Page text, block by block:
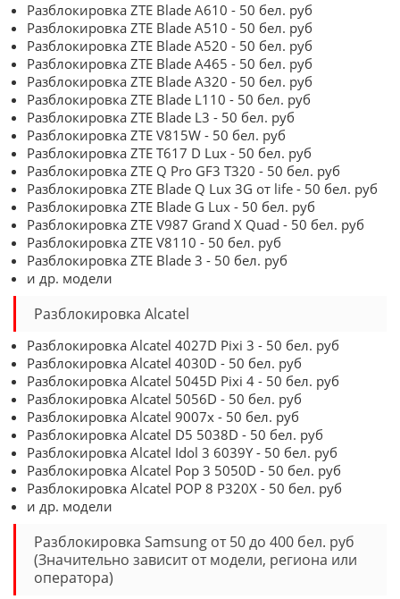
Разблокировка ZTE Blade A610 - 50 бел. руб
Разблокировка ZTE Blade A510 - 50 бел. руб
Разблокировка ZTE Blade A520 - 50 бел. руб
Разблокировка ZTE Blade A465 - 50 бел. руб
Разблокировка ZTE Blade A320 - 50 бел. руб
Разблокировка ZTE Blade L110 - 50 бел. руб
Разблокировка ZTE Blade L3 - 50 бел. руб
Разблокировка ZTE V815W - 50 бел. руб
Разблокировка ZTE T617 D Lux - 50 бел. руб
Разблокировка ZTE Q Pro GF3 T320 - 50 бел. руб
Разблокировка ZTE Blade Q Lux 3G от life - 50 бел. руб
Разблокировка ZTE Blade G Lux - 50 бел. руб
Разблокировка ZTE V987 Grand X Quad - 50 бел. руб
Разблокировка ZTE V8110 - 50 бел. руб
Разблокировка ZTE Blade 3 - 50 бел. руб
и др. модели
Разблокировка Alcatel
Разблокировка Alcatel 4027D Pixi 3 - 50 бел. руб
Разблокировка Alcatel 4030D - 50 бел. руб
Разблокировка Alcatel 5045D Pixi 4 - 50 бел. руб
Разблокировка Alcatel 5056D - 50 бел. руб
Разблокировка Alcatel 9007x - 50 бел. руб
Разблокировка Alcatel D5 5038D - 50 бел. руб
Разблокировка Alcatel Idol 3 6039Y - 50 бел. руб
Разблокировка Alcatel Pop 3 5050D - 50 бел. руб
Разблокировка Alcatel POP 8 P320X - 50 бел. руб
и др. модели
Разблокировка Samsung от 50 до 400 бел. руб
(Значительно зависит от модели, региона или
оператора)